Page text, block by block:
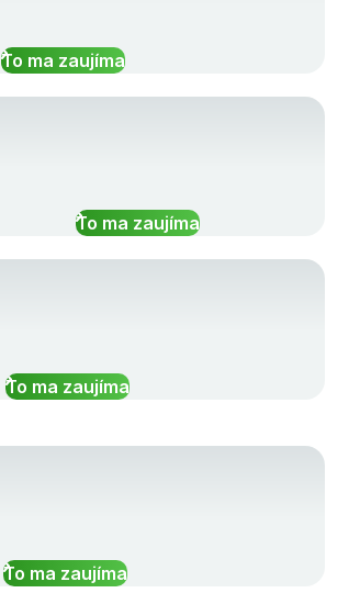
To ma zaujíma
To ma zaujíma
To ma zaujíma
To ma zaujíma